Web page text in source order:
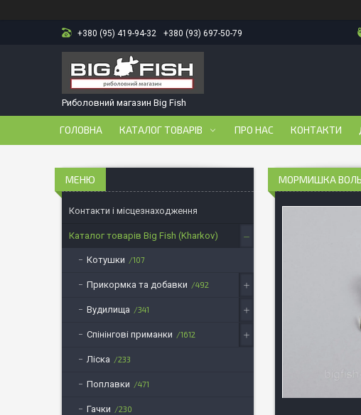
+380 (95) 419-94-32 +380 (93) 697-50-79
Риболовний магазин Big Fish
ГОЛОВНА КАТАЛОГ ТОВАРІВ ПРО НАС КОНТАКТИ
МОРМИШКА
Контакти і місцезнаходження
Каталог товарів Big Fish (Kharkov)
Котушки 107
Прикормка та добавки 492
Вудилища 341
Спінінгові приманки 1612
Ліска 233
Поплавки 471
Гачки 230